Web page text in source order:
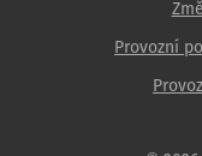
Provozní